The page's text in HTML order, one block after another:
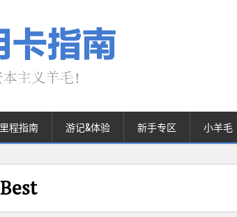
程指南 游记&体验 新手专区 小羊毛